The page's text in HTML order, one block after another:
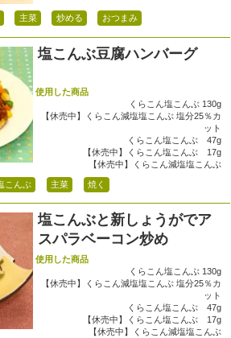
主菜 炒める おつまみ
塩こんぶ豆腐ハンバーグ
使用した商品
くらこん塩こんぶ 130g
【休売中】くらこん減塩塩こんぶ 塩分25％カ
ット
くらこん塩こんぶ 47g
【休売中】くらこん塩こんぶ 17g
【休売中】くらこん減塩塩こんぶ
こんぶ 主菜 焼く
塩こんぶと新しょうがでア
スパラベーコン炒め
使用した商品
くらこん塩こんぶ 130g
【休売中】くらこん減塩塩こんぶ 塩分25％カ
ット
くらこん塩こんぶ 47g
【休売中】くらこん塩こんぶ 17g
【休売中】くらこん減塩塩こんぶ